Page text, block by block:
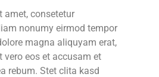
amet, consetetur
nonumy eirmod tempor
magna aliquyam erat,
vero eos et accusam et
rebum. Stet clita kasd